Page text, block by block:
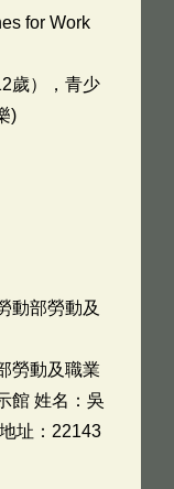
for Work
歲），青少
)
動部勞動及
勞動及職業
館 姓名：吳
址：22143